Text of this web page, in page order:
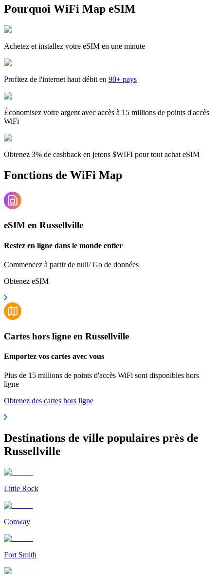
Pourquoi WiFi Map eSIM
Achetez et installez votre eSIM en une minute
Profitez de l'internet haut débit en 90+ pays
Économisez votre argent avec accès à 15 millions de points d'accès
WiFi
Obtenez 3% de cashback en jetons $WIFI pour tout achat eSIM
Fonctions de WiFi Map
eSIM en Russellville
Restez en ligne dans le monde entier
Commencez à partir de null/ Go de données
Obtenez eSIM
Cartes hors ligne en Russellville
Emportez vos cartes avec vous
Plus de 15 millions de points d'accès WiFi sont disponibles hors
ligne
Obtenez des cartes hors ligne
Destinations de ville populaires près de
Russellville
Little Rock
Conway
Fort Smith